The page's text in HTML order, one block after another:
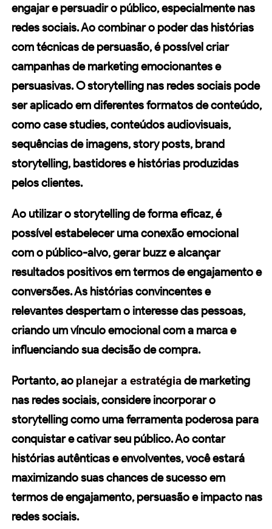
engajar e persuadir o público, especialmente nas
redes sociais. Ao combinar o poder das histórias
com técnicas depersuasão, é possível criar
campanhas de marketing emocionantes e
persuasivas. O storytelling nas redes sociais pode
ser aplicado em diferentes formatos de conteúdo,
como case studies, conteúdos audiovisuais,
sequências de imagens, story posts, brand
storytelling, bastidores e histórias produzidas
pelos clientes.
Ao utilizar o storytelling de forma eficaz, é
possível estabelecer uma conexão emocional
com o público-alvo, gerar buzz e alcançar
resultados positivos em termos de engajamento e
conversões. As histórias convincentes e
relevantes despertam o interesse das pessoas,
criando um vínculo emocional com a marca e
influenciando sua decisão de compra.
Portanto, ao planejar a estratégiade marketing
nas redes sociais, considere incorporar o
storytelling como uma ferramenta poderosa para
conquistar e cativar seu público. Ao contar
histórias autênticas e envolventes, você estará
maximizando suas chances de sucesso em
termos de engajamento,persuasãoe impacto nas
redes sociais.